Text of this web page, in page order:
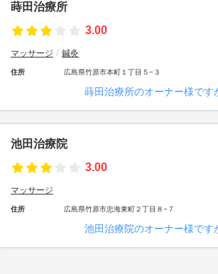
蒔田治療所
3.00
マッサージ 鍼灸
住所 広島県竹原市本町１丁目５−３
蒔田治療所のオーナー様です
池田治療院
3.00
マッサージ
住所 広島県竹原市忠海東町２丁目８−７
池田治療院のオーナー様です